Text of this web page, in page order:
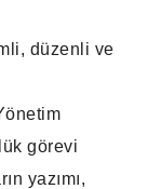
düzenli ve
görevi
yazımı,